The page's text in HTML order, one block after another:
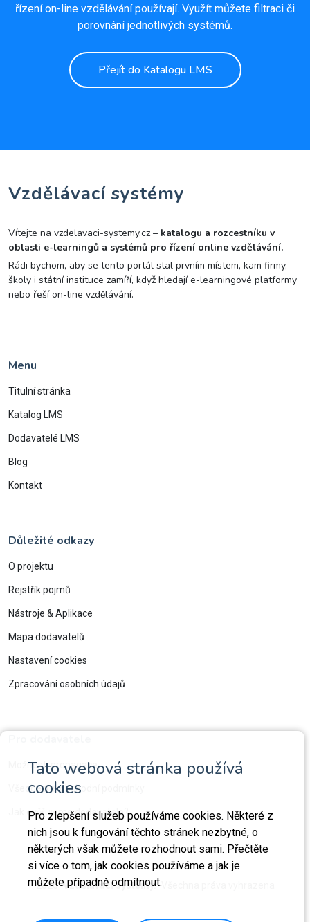
Tato webová stránka používá
cookies
Pro zlepšení služeb používáme cookies. Některé z
nich jsou k fungování těchto stránek nezbytné, o
některých však můžete rozhodnout sami. Přečtěte
si více o tom, jak cookies používáme a jak je
můžete případně odmítnout.
řízení on-line vzdělávání používají. Využít můžete filtraci či
porovnání jednotlivých systémů.
Přejít do Katalogu LMS
Vzdělávací systémy
Vítejte na vzdelavaci-systemy.cz – katalogu a rozcestníku v
oblasti e-learningů a systémů pro řízení online vzdělávání.
Rádi bychom, aby se tento portál stal prvním místem, kam firmy,
školy i státní instituce zamíří, když hledají e-learningové platformy
nebo řeší on-line vzdělávání.
Menu
Titulní stránka
Katalog LMS
Dodavatelé LMS
Blog
Kontakt
Důležité odkazy
O projektu
Rejstřík pojmů
Nástroje & Aplikace
Mapa dodavatelů
Nastavení cookies
Zpracování osobních údajů
Možnosti propagace
Všeobecné obchodní podmínky
Jak ověřujeme dodavatele?
2026 Vzdělávací systémy. Všechna práva vyhrazena